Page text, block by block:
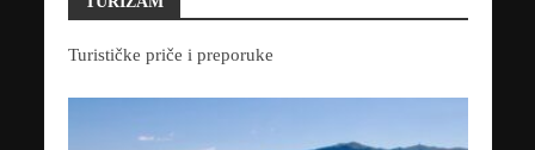
Turističke priče i preporuke